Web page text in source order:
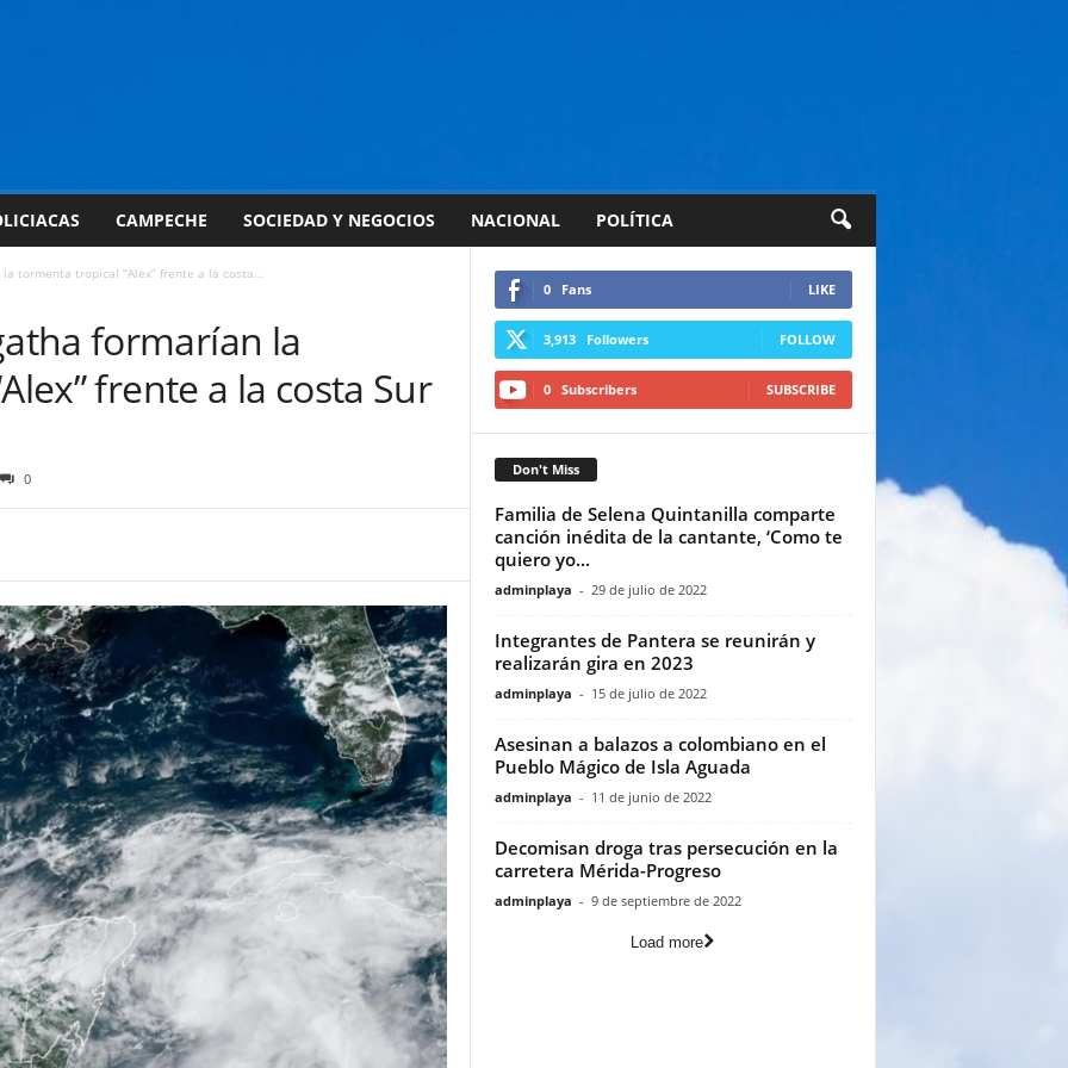
CAMPECHE SOCIEDAD Y NEGOCIOS NACIONAL POLÍTICA
tormenta tropical “Alex” frente a la costa...
formarían la
frente a la costa Sur
0
0 Fans LIKE
3,913 Followers FOLLOW
0 Subscribers SUBSCRIBE
Don't Miss
Familia de Selena Quintanilla comparte
canción inédita de la cantante, ‘Como te
quiero yo...
adminplaya - 29 de julio de 2022
Integrantes de Pantera se reunirán y
realizarán gira en 2023
adminplaya - 15 de julio de 2022
Asesinan a balazos a colombiano en el
Pueblo Mágico de Isla Aguada
adminplaya - 11 de junio de 2022
Decomisan droga tras persecución en la
carretera Mérida-Progreso
adminplaya - 9 de septiembre de 2022
Load more